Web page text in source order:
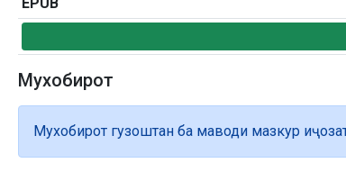
Мухобирот
Мухобирот гузоштан ба маводи мазкур